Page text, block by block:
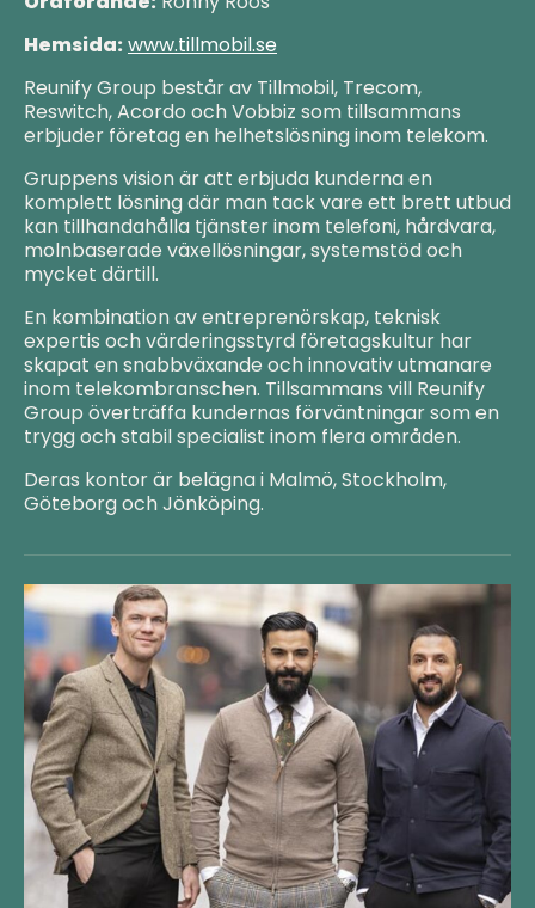
Hemsida: www.tillmobil.se
Reunify Group består av Tillmobil, Trecom,
Reswitch, Acordo och Vobbiz som tillsammans
erbjuder företag en helhetslösning inom telekom.
Gruppens vision är att erbjuda kunderna en
komplett lösning där man tack vare ett brett utbud
kan tillhandahålla tjänster inom telefoni, hårdvara,
molnbaserade växellösningar, systemstöd och
mycket därtill.
En kombination av entreprenörskap, teknisk
expertis och värderingsstyrd företagskultur har
skapat en snabbväxande och innovativ utmanare
inom telekombranschen. Tillsammans vill Reunify
Group överträffa kundernas förväntningar som en
trygg och stabil specialist inom flera områden.
Deras kontor är belägna i Malmö, Stockholm,
Göteborg och Jönköping.